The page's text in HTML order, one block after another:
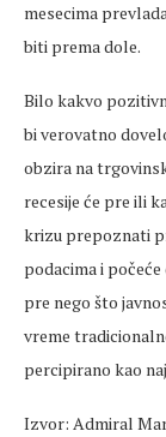
mesecima
biti prema dole.
Bilo kakvo
bi verovatno
obzira na
recesije će pre ili
krizu prepoznati
podacima i
pre nego što
vreme
percipirano kao
Izvor: Admiral